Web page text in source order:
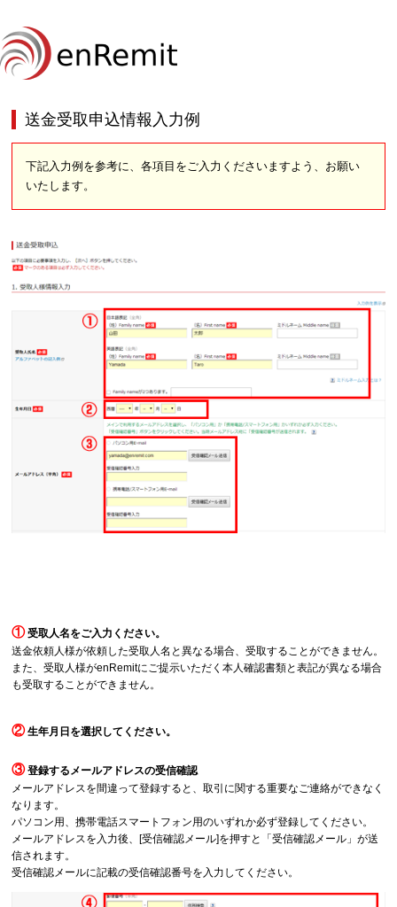
送金受取申込情報入力例
下記入力例を参考に、各項目をご入力くださいますよう、お願い
いたします。
① 受取人名をご入力ください。
送金依頼人様が依頼した受取人名と異なる場合、受取することができません。
また、受取人様がenRemitにご提示いただく本人確認書類と表記が異なる場合
も受取することができません。
② 生年月日を選択してください。
③ 登録するメールアドレスの受信確認
メールアドレスを間違って登録すると、取引に関する重要なご連絡ができなく
なります。
パソコン用、携帯電話スマートフォン用のいずれか必ず登録してください。
メールアドレスを入力後、[受信確認メール]を押すと「受信確認メール」が送
信されます。
受信確認メールに記載の受信確認番号を入力してください。